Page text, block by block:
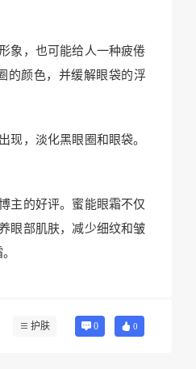
象，也可能给人一种疲倦
的颜色，并缓解眼袋的浮
现，淡化黑眼圈和眼袋。
主的好评。蜜能眼霜不仅
眼部肌肤，减少细纹和皱
护肤 0 0